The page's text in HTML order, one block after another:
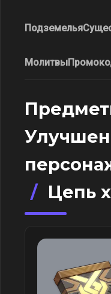
Подземелья
Молитвы
/ Цепь